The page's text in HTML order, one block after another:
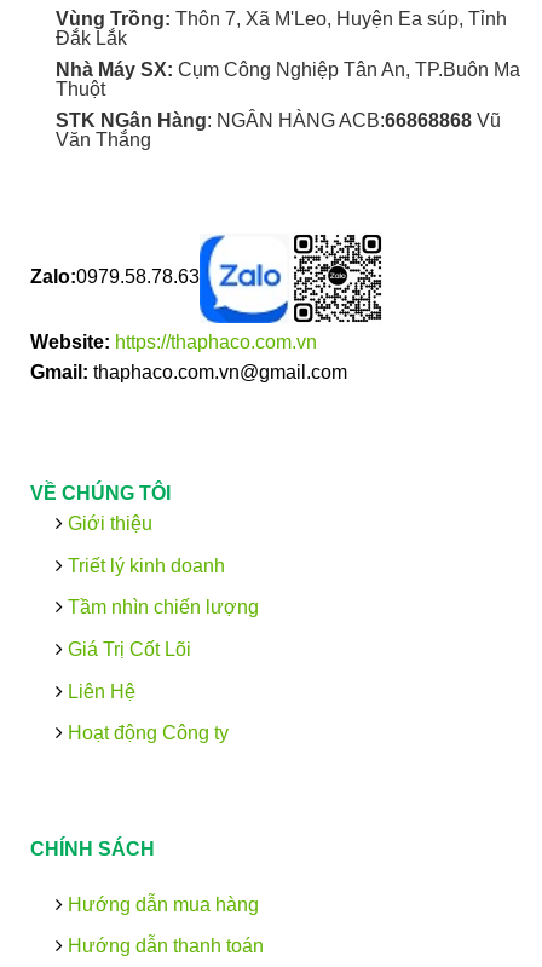
Vùng Trồng: Thôn 7, Xã M'Leo, Huyện Ea súp, Tỉnh
Đắk Lắk
Nhà Máy SX: Cụm Công Nghiệp Tân An, TP.Buôn Ma
Thuột
STK NGân Hàng: NGÂN HÀNG ACB:66868868Vũ
Văn Thắng
Zalo:0979.58.78.63
Website: https://thaphaco.com.vn
Gmail: thaphaco.com.vn@gmail.com
VỀ CHÚNG TÔI
Giới thiệu
Triết lý kinh doanh
Tầm nhìn chiến lượng
Giá Trị Cốt Lõi
Liên Hệ
Hoạt động Công ty
CHÍNH SÁCH
Hướng dẫn mua hàng
Hướng dẫn thanh toán